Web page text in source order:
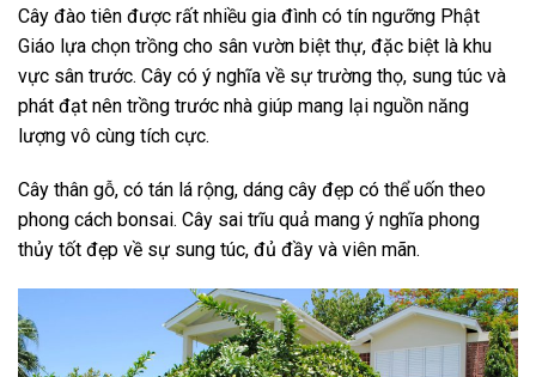
Cây đào tiên được rất nhiều gia đình có tín ngưỡng Phật
Giáo lựa chọn trồng cho sân vườn biệt thự, đặc biệt là khu
vực sân trước. Cây có ý nghĩa về sự trường thọ, sung túc và
phát đạt nên trồng trước nhà giúp mang lại nguồn năng
lượng vô cùng tích cực.
Cây thân gỗ, có tán lá rộng, dáng cây đẹp có thể uốn theo
phong cách bonsai. Cây sai trĩu quả mang ý nghĩa phong
thủy tốt đẹp về sự sung túc, đủ đầy và viên mãn.